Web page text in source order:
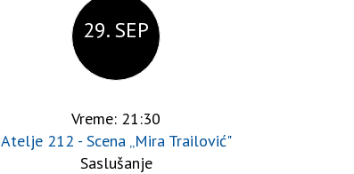
29. SEP
Vreme: 21:30
Atelje 212 - Scena „Mira Trailović"
Saslušanje